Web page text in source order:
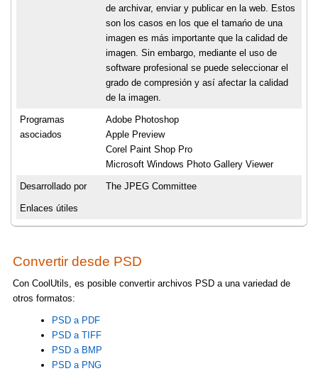
de archivar, enviar y publicar en la web. Estos
son los casos en los que el tamańo de una
imagen es más importante que la calidad de
imagen. Sin embargo, mediante el uso de
software profesional se puede seleccionar el
grado de compresión y así afectar la calidad
de la imagen.
Programas
asociados
Adobe Photoshop
Apple Preview
Corel Paint Shop Pro
Microsoft Windows Photo Gallery Viewer
Desarrollado por The JPEG Committee
Enlaces útiles
Convertir desde PSD
Con CoolUtils, es posible convertir archivos PSD a una variedad de
otros formatos:
PSD a PDF
PSD a TIFF
PSD a BMP
PSD a PNG